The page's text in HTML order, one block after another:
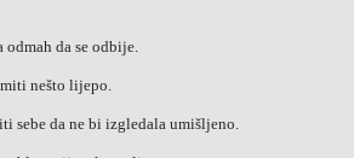
da se odbije.
nešto lijepo.
sebe da ne bi izgledala umišljeno.